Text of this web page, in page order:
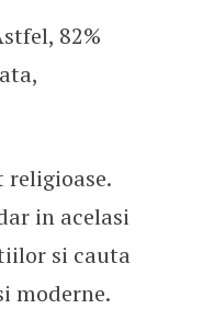
82%
in acelasi
si cauta
moderne.